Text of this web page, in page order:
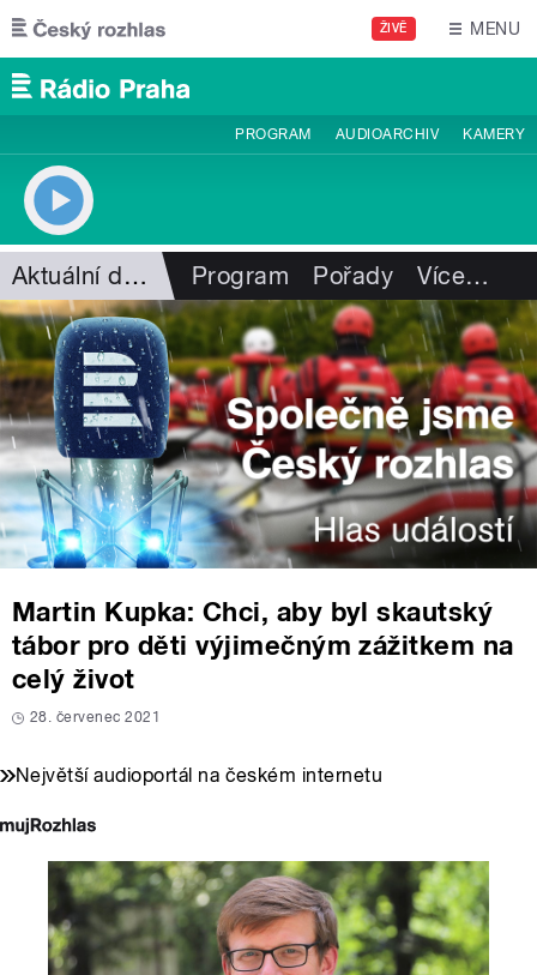
Přejít k hlavnímu obsahu
ŽIVĚ MENU
PROGRAM AUDIOARCHIV KAMERY
Aktuální dění Program Pořady Více…
Martin Kupka: Chci, aby byl skautský
tábor pro děti výjimečným zážitkem na
celý život
28. červenec 2021
Největší audioportál na českém internetu